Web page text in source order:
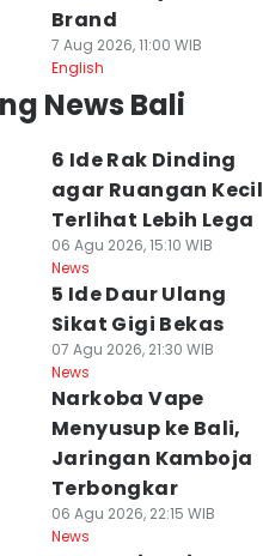
Brand
7 Aug 2026, 11:00 WIB
English
News Bali
6 Ide Rak Dinding
agar Ruangan Kecil
Terlihat Lebih Lega
06 Agu 2026, 15:10 WIB
News
5 Ide Daur Ulang
Sikat Gigi Bekas
07 Agu 2026, 21:30 WIB
News
Narkoba Vape
Menyusup ke Bali,
Jaringan Kamboja
Terbongkar
06 Agu 2026, 22:15 WIB
News